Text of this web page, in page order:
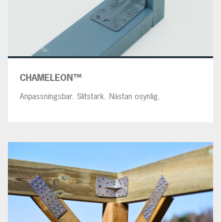
CHAMELEON™
Anpassningsbar. Slitstark. Nästan osynlig.